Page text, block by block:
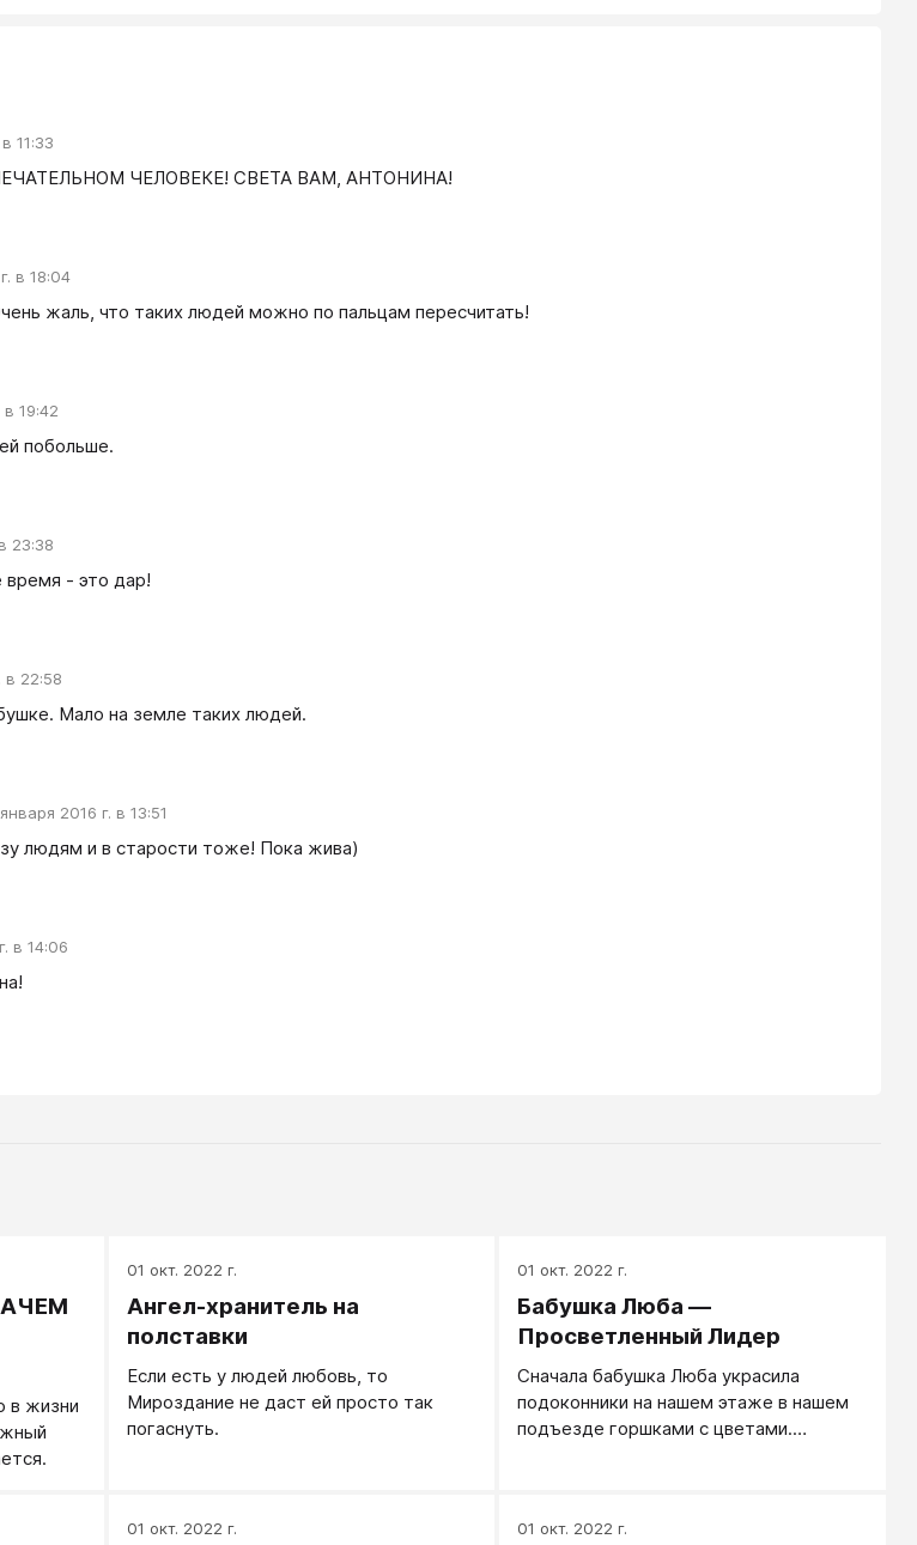
11:33
ЧЕЛОВЕКЕ! СВЕТА ВАМ, АНТОНИНА!
в 18:04
жаль, что таких людей можно по пальцам пересчитать!
в 19:42
побольше.
23:38
- это дар!
в 22:58
Мало на земле таких людей.
2016 г. в 13:51
людям и в старости тоже! Пока жива)
в 14:06
в жизни
01 окт. 2022 г.
Ангел-хранитель на
полставки
Если есть у людей любовь, то
Мироздание не даст ей просто так
погаснуть.
01 окт. 2022 г.
Бабушка Люба —
Просветленный Лидер
Сначала бабушка Люба украсила
подоконники на нашем этаже в нашем
подъезде горшками с цветами.
увидеть прытких торговцев с
01 окт. 2022 г. 01 окт. 2022 г.